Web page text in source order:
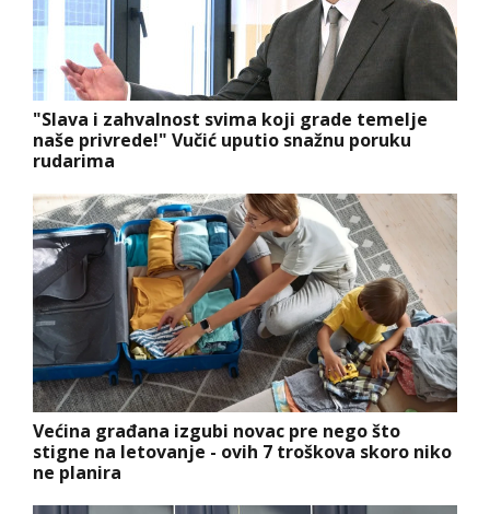
"Slava i zahvalnost svima koji grade temelje
naše privrede!" Vučić uputio snažnu poruku
rudarima
Većina građana izgubi novac pre nego što
stigne na letovanje - ovih 7 troškova skoro niko
ne planira